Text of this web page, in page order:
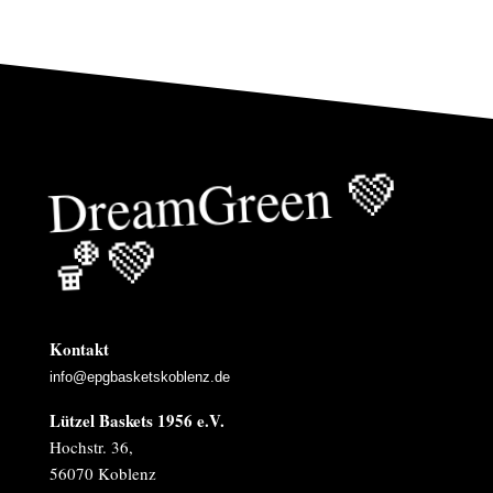
Drea
mGreen
💚
🏀
💚
Kontakt
info@epgbasketskoblenz.de
Lützel Baskets 1956 e.V.
Hochstr. 36,
56070 Koblenz